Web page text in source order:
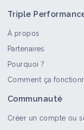
Triple
À propos
Partenaires
Pourquoi ?
Comment ça
Communauté
Créer un compte ou